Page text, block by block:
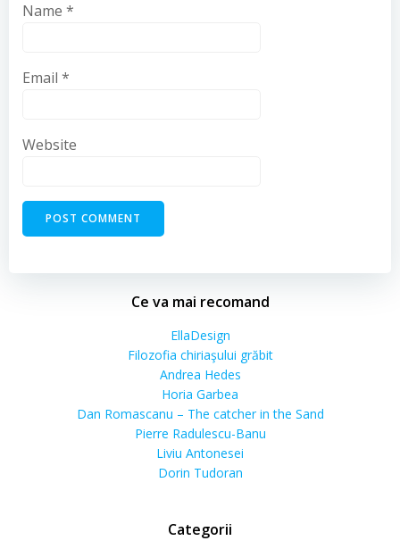
Name *
Email *
Website
Ce va mai recomand
EllaDesign
Filozofia chiriaşului grăbit
Andrea Hedes
Horia Garbea
Dan Romascanu – The catcher in the Sand
Pierre Radulescu-Banu
Liviu Antonesei
Dorin Tudoran
Categorii